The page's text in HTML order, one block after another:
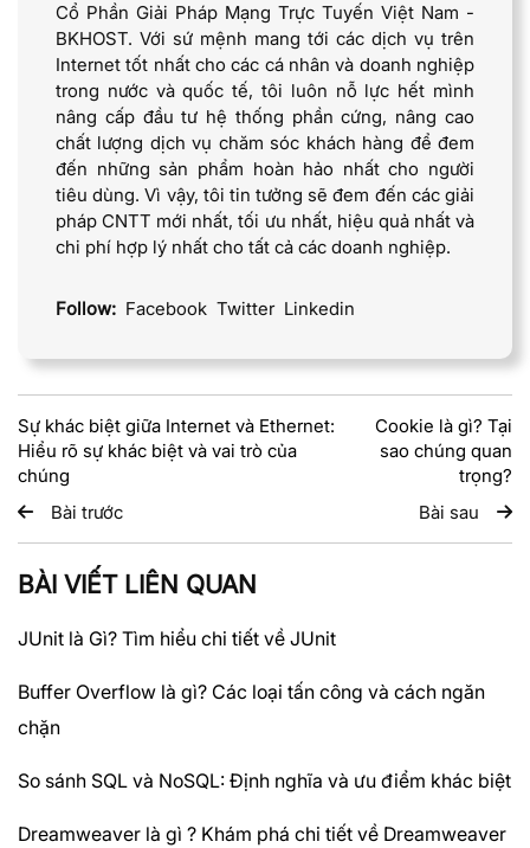
Cổ Phần Giải Pháp Mạng Trực Tuyến Việt Nam -
BKHOST. Với sứ mệnh mang tới các dịch vụ trên
Internet tốt nhất cho các cá nhân và doanh nghiệp
trong nước và quốc tế, tôi luôn nỗ lực hết mình
nâng cấp đầu tư hệ thống phần cứng, nâng cao
chất lượng dịch vụ chăm sóc khách hàng để đem
đến những sản phẩm hoàn hảo nhất cho người
tiêu dùng. Vì vậy, tôi tin tưởng sẽ đem đến các giải
pháp CNTT mới nhất, tối ưu nhất, hiệu quả nhất và
chi phí hợp lý nhất cho tất cả các doanh nghiệp.
Follow: Facebook Twitter Linkedin
Sự khác biệt giữa Internet và Ethernet:
Hiểu rõ sự khác biệt và vai trò của
chúng
Bài trước
Cookie là gì? Tại
sao chúng quan
trọng?
Bài sau
BÀI VIẾT LIÊN QUAN
JUnit là Gì? Tìm hiểu chi tiết về JUnit
Buffer Overflow là gì? Các loại tấn công và cách ngăn
chặn
So sánh SQL và NoSQL: Định nghĩa và ưu điểm khác biệt
Dreamweaver là gì ? Khám phá chi tiết về Dreamweaver